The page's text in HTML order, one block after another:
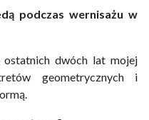
podczas wernisażu w
dwóch lat mojej
geometrycznych i